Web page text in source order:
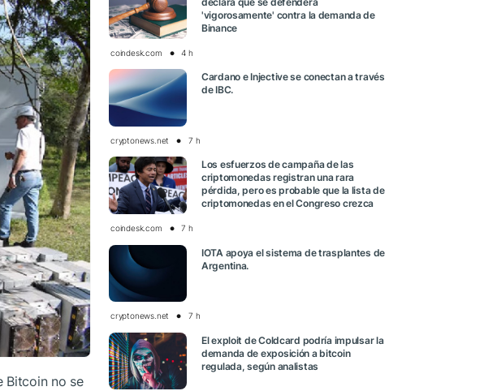
Bitcoin no se
'vigorosamente' contra la demanda de
Binance
coindesk.com 4 h
Cardano e Injective se conectan a través
de IBC.
cryptonews.net 7 h
Los esfuerzos de campaña de las
criptomonedas registran una rara
pérdida, pero es probable que la lista de
criptomonedas en el Congreso crezca
coindesk.com 7 h
IOTA apoya el sistema de trasplantes de
Argentina.
cryptonews.net 7 h
El exploit de Coldcard podría impulsar la
demanda de exposición a bitcoin
regulada, según analistas